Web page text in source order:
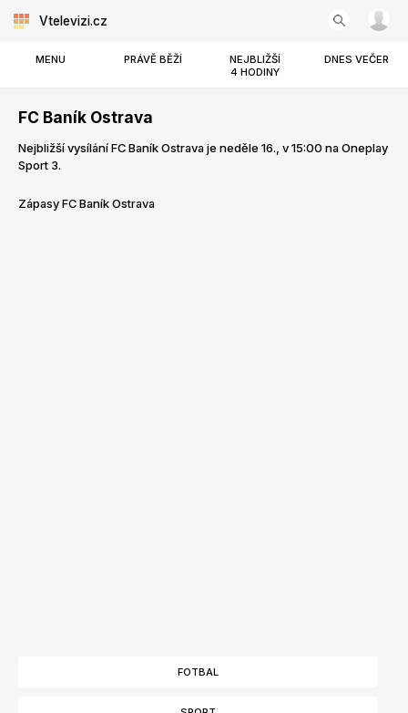
Vtelevizi.cz
MENU PRÁVĚ BĚŽÍ
NEJBLIŽŠÍ
4 HODINY
DNES VEČER
FC Baník Ostrava
Nejbližší vysílání FC Baník Ostrava je neděle 16., v 15:00 na Oneplay
Sport 3.
Zápasy FC Baník Ostrava
FOTBAL